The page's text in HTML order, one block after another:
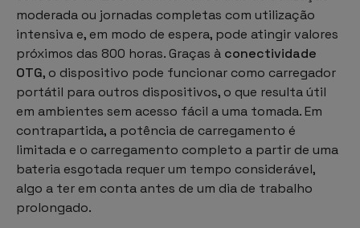
moderada ou jornadas completas com utilização
intensiva e, em modo de espera, pode atingir valores
próximos das 800 horas. Graças à conectividade
OTG, o dispositivo pode funcionar como carregador
portátil para outros dispositivos, o que resulta útil
em ambientes sem acesso fácil a uma tomada. Em
contrapartida, a potência de carregamento é
limitada e o carregamento completo a partir de uma
bateria esgotada requer um tempo considerável,
algo a ter em conta antes de um dia de trabalho
prolongado.